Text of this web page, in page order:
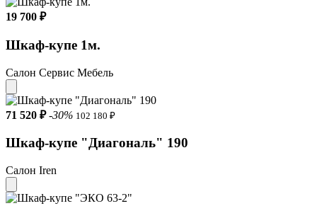
Количество дверей 2
Зеркало Да
Тип шкафа Шкафы-купе
Оригинальный оттенок Белый / белый акрил / зеркало
19 700 ₽
Шкаф-купе 1м.
Салон Сервис Мебель
71 520 ₽ -30% 102 180 ₽
Шкаф-купе "Диагональ" 190
Салон Iren